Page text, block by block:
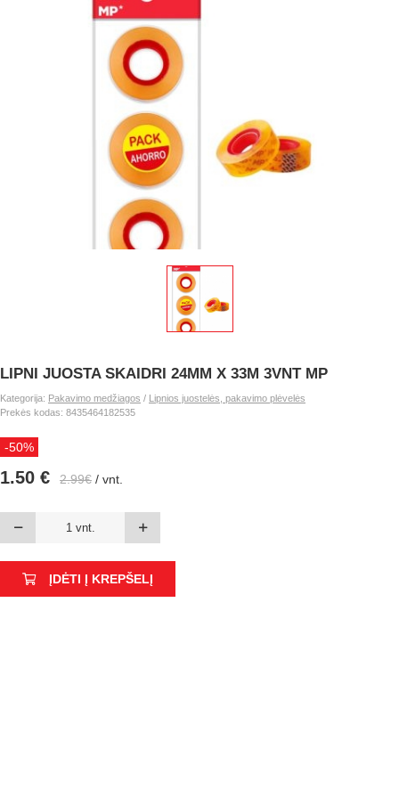
LIPNI JUOSTA SKAIDRI 24MM X 33M 3VNT MP
Kategorija: Pakavimo medžiagos / Lipnios juostelės, pakavimo plėvelės
Prekės kodas: 8435464182535
-50%
1.50 € 2.99€ / vnt.
ĮDĖTI Į KREPŠELĮ